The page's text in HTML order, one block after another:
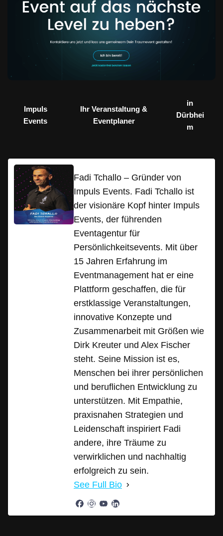
Impuls
Events
Ihr Veranstaltung &
Eventplaner
in
Dürbhei
m
Fadi Tchallo – Gründer von
Impuls Events. Fadi Tchallo ist
der visionäre Kopf hinter Impuls
Events, der führenden
Eventagentur für
Persönlichkeitsevents. Mit über
15 Jahren Erfahrung im
Eventmanagement hat er eine
Plattform geschaffen, die für
erstklassige Veranstaltungen,
innovative Konzepte und
Zusammenarbeit mit Größen wie
Dirk Kreuter und Alex Fischer
steht. Seine Mission ist es,
Menschen bei ihrer persönlichen
und beruflichen Entwicklung zu
unterstützen. Mit Empathie,
praxisnahen Strategien und
Leidenschaft inspiriert Fadi
andere, ihre Träume zu
verwirklichen und nachhaltig
erfolgreich zu sein.
See Full Bio